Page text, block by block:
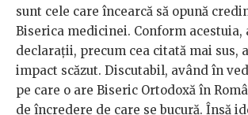
sunt cele care încearcă să opună
Biserica medicinei. Conform acestuia,
declarații, precum cea citată mai sus,
impact scăzut. Discutabil, având în
pe care o are Biseric Ortodoxă în
de încredere de care se bucură. Însă